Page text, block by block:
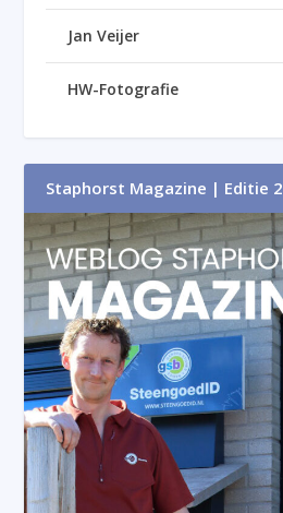
Jan Veijer
HW-Fotografie
Staphorst Magazine | Editie 2